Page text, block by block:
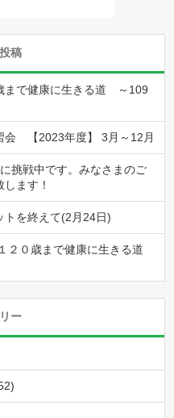
稿
で健康に生きる道 ～109
会 【2023年度】 3月～12月
挑戦中です。みなさまのご
ます！
トを終えて(2月24日)
２０歳まで健康に生きる道
ー